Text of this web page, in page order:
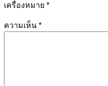
เครื่องหมาย *
ความเห็น *